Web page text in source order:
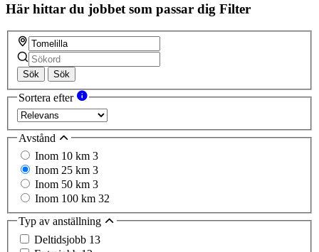
Här hittar du jobbet som passar dig Filter
Sök Sök
Sortera efter
Avstånd
Inom 10 km 3
Inom 25 km 3
Inom 50 km 3
Inom 100 km 32
Typ av anställning
Deltidsjobb 13